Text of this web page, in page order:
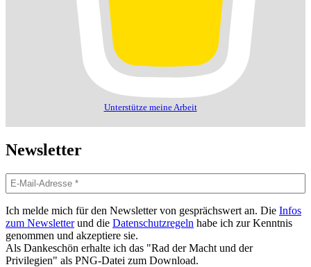
Unterstütze meine Arbeit
Newsletter
Ich melde mich für den Newsletter von gesprächswert an. Die Infos
zum Newsletterund die Datenschutzregeln habe ich zur Kenntnis
genommen und akzeptiere sie.
Als Dankeschön erhalte ich das "Rad der Macht und der
Privilegien" als PNG-Datei zum Download.